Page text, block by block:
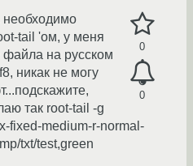
0
0
необходимо
tail 'ом, у меня
на русском
никак не могу
так root-tail -g
fixed-medium-r-normal-
txt/test,green